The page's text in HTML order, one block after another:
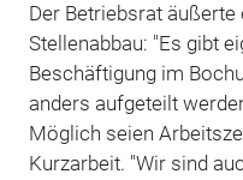
Der Betriebsrat
Stellenabbau: "Es gibt
Beschäftigung im
anders aufgeteilt
Möglich seien
Kurzarbeit. "Wir sind